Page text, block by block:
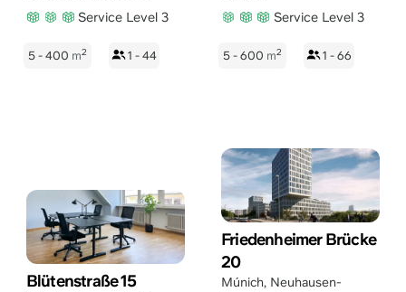
Service Level 3
5 - 400 m2 1 - 44
Service Level 3
5 - 600 m2 1 - 66
Blütenstraße 15
Friedenheimer Brücke
20
Múnich, Neuhausen-